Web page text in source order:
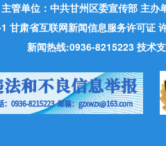
主管单位：中共甘州区委宣传部 主办
甘肃省互联网新闻信息服务许可证
新闻热线:0936-8215223 技术